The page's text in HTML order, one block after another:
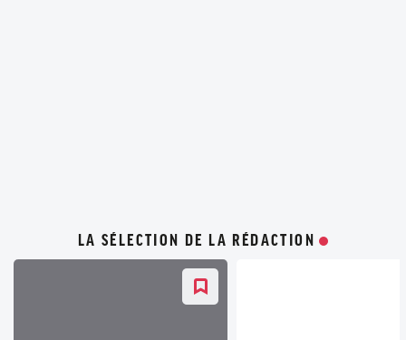
LA SÉLECTION DE LA RÉDACTION